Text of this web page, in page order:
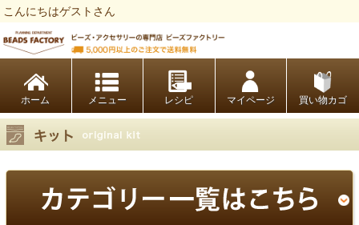
こんにちはゲストさん
ホーム レシピ マイページ 買い物カゴ